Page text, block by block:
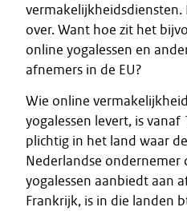
vermakelijkheidsdiensten.
over. Want hoe zit het
online yogalessen en
afnemers in de EU?
Wie online
yogalessen levert, is
plichtig in het land waar
Nederlandse
yogalessen aanbiedt aan
Frankrijk, is in die landen